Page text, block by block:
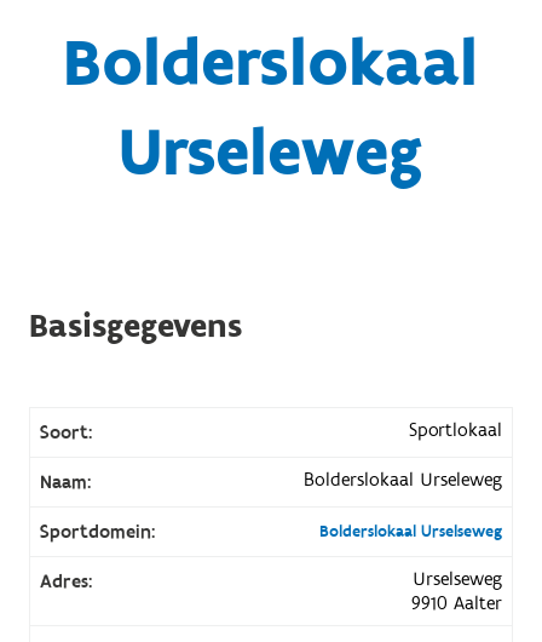
Bolderslokaal
Urseleweg
Basisgegevens
Soort: Sportlokaal
Naam: Bolderslokaal Urseleweg
Sportdomein: Bolderslokaal Urselseweg
Adres:
Urselseweg
9910 Aalter